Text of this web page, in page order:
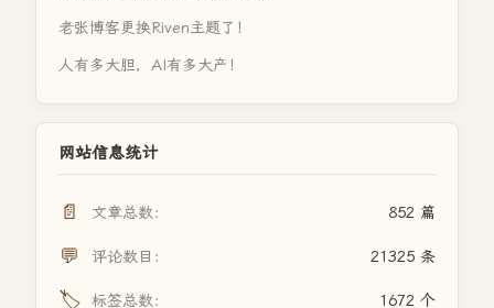
老张博客更换Riven主题了！
人有多大胆，AI有多大产！
网站信息统计
📄 文章总数： 852 篇
💬 评论数目： 21325 条
🏷️ 标签总数： 1672 个